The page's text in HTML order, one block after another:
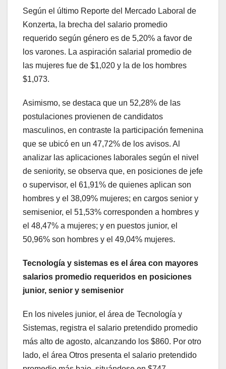
Según el último Reporte del Mercado Laboral de
Konzerta, la brecha del salario promedio
requerido según género es de 5,20% a favor de
los varones. La aspiración salarial promedio de
las mujeres fue de $1,020 y la de los hombres
$1,073.
Asimismo, se destaca que un 52,28% de las
postulaciones provienen de candidatos
masculinos, en contraste la participación femenina
que se ubicó en un 47,72% de los avisos. Al
analizar las aplicaciones laborales según el nivel
de seniority, se observa que, en posiciones de jefe
o supervisor, el 61,91% de quienes aplican son
hombres y el 38,09% mujeres; en cargos senior y
semisenior, el 51,53% corresponden a hombres y
el 48,47% a mujeres; y en puestos junior, el
50,96% son hombres y el 49,04% mujeres.
Tecnología y sistemas es el área con mayores
salarios promedio requeridos en posiciones
junior, senior y semisenior
En los niveles junior, el área de Tecnología y
Sistemas, registra el salario pretendido promedio
más alto de agosto, alcanzando los $860. Por otro
lado, el área Otros presenta el salario pretendido